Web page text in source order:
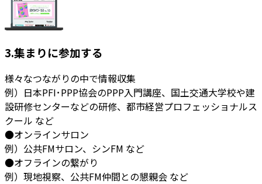
3.集まりに参加する
様々なつながりの中で情報収集
例）日本PFI･PPP協会のPPP入門講座、国土交通大学校や建
設研修センターなどの研修、都市経営プロフェッショナルス
クール など
●オンラインサロン
例）公共FMサロン、シンFM など
●オフラインの繋がり
例）現地視察、公共FM仲間との懇親会 など